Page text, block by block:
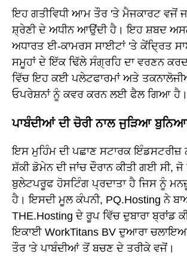
ਇਹ ਗਤੀਵਿਧੀ ਆਮ ਤੌਰ 'ਤੇ ਮੈਜਕਾਰਟ ਵਜੋਂ
ਸ਼੍ਰੇਣੀ ਦੇ ਅਧੀਨ ਆਉਂਦੀ ਹੈ। ਇਹ ਸ਼ਬਦ
ਅਧਾਰਤ ਈ-ਕਾਮਰਸ ਸਾਈਟਾਂ 'ਤੇ ਕੇਂਦ੍ਰਿਤ
ਸਮੂਹਾਂ ਦੇ ਇੱਕ ਢਿੱਲੇ ਸੰਗ੍ਰਹਿ ਦਾ ਵਰਣਨ
ਵਿੱਚ ਇਹ ਕਈ ਪਲੇਟਫਾਰਮਾਂ ਅਤੇ
ਓਪਰੇਸ਼ਨਾਂ ਨੂੰ ਕਵਰ ਕਰਨ ਲਈ ਫੈਲ ਗਿਆ ਹੈ।
ਪਾਬੰਦੀਆਂ ਦੀ ਚੋਰੀ ਨਾਲ ਜੁੜਿਆ
ਇਸ ਮੁਹਿੰਮ ਦੀ ਪਛਾਣ ਸਟਾਰਕ ਇੰਡਸਟਰੀਜ਼
ਸ਼ੱਕੀ ਡੋਮੇਨ ਦੀ ਜਾਂਚ ਦੌਰਾਨ ਕੀਤੀ ਗਈ ਸੀ,
ਬੁਲੇਟਪਰੂਫ ਹੋਸਟਿੰਗ ਪ੍ਰਦਾਤਾ ਹੈ ਜਿਸ ਨੂੰ
ਹੈ। ਇਸਦੀ ਮੂਲ ਕੰਪਨੀ, PQ.Hosting ਨੇ
THE.Hosting ਦੇ ਰੂਪ ਵਿੱਚ ਦੁਬਾਰਾ ਬ੍ਰਾਂਡ
ਇਕਾਈ WorkTitans BV ਦੁਆਰਾ ਚਲਾਇਆ
ਤੌਰ 'ਤੇ ਪਾਬੰਦੀਆਂ ਤੋਂ ਬਚਣ ਦੇ ਤਰੀਕੇ ਵਜੋਂ।